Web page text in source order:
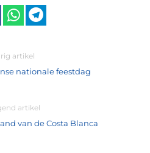
artikel
nationale feestdag
artikel
van de Costa Blanca